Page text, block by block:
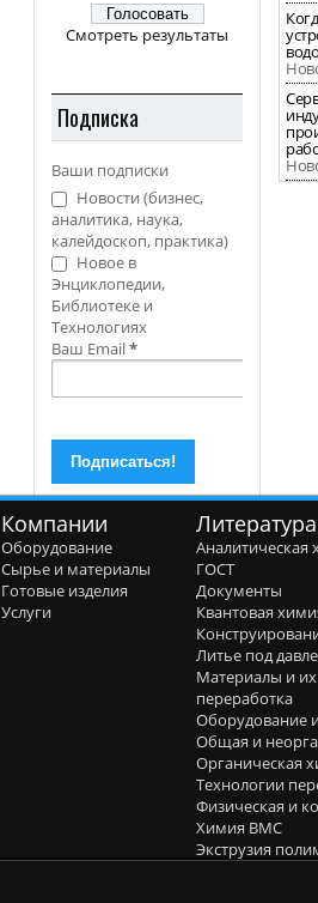
Смотреть результаты
Подписка
Ваши подписки
Новости (бизнес,
аналитика, наука,
калейдоскоп, практика)
Новое в
Энциклопедии,
Библиотеке и
Технологиях
Ваш Email*
Компании
Оборудование
Сырье и материалы
Готовые изделия
Услуги
Литература
Аналитическая
ГОСТ
Документы
Квантовая
Литье под
Материалы и
переработка
Оборудование
Общая и
Органическая
Технологии
Физическая и
Химия ВМС
Экструзия